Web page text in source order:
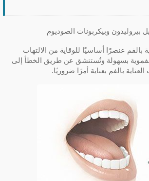
وبيكربونات الصوديوم
عنصرًا أساسيًا للوقاية من الالتهاب
الفموية بسهولة وتُستنشق عن طريق الخطأ إلى
بالفم بعناية أمرًا ضروريًا.